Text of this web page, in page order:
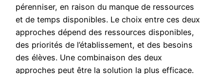
pérenniser, en raison du manque de ressources
et de temps disponibles. Le choix entre ces deux
approches dépend des ressources disponibles,
des priorités de l’établissement, et des besoins
des élèves. Une combinaison des deux
approches peut être la solution la plus efficace.